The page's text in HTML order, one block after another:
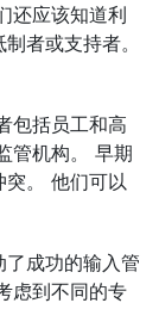
还应该知道利
者或支持者。
包括员工和高
管机构。 早期
突。 他们可以
成功的输入管
虑到不同的专